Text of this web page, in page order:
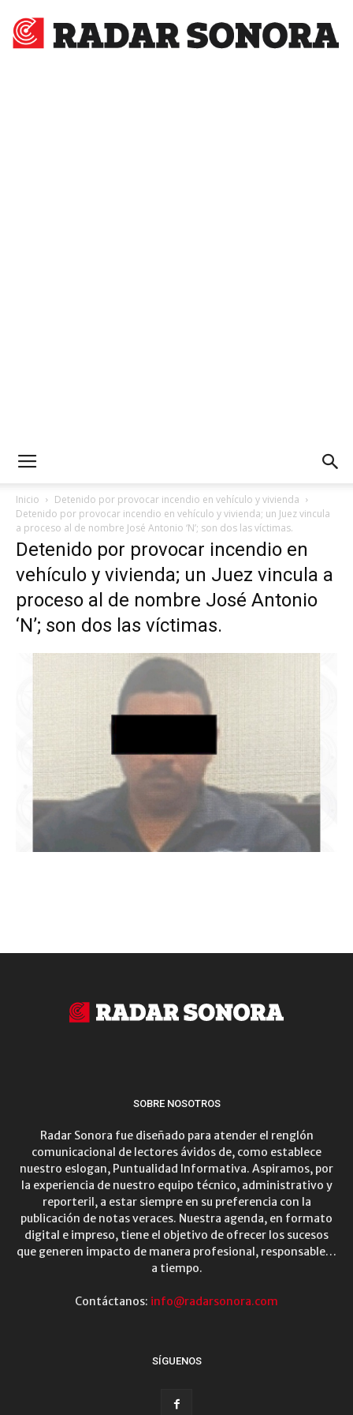
Inicio
Detenido por provocar incendio en vehículo y vivienda
Detenido por provocar incendio en vehículo y vivienda; un Juez vincula
a proceso al de nombre José Antonio ‘N’; son dos las víctimas.
Detenido por provocar incendio en
vehículo y vivienda; un Juez vincula a
proceso al de nombre José Antonio
‘N’; son dos las víctimas.
SOBRE NOSOTROS
Radar Sonora fue diseñado para atender el renglón
comunicacional de lectores ávidos de, como establece
nuestro eslogan, Puntualidad Informativa. Aspiramos, por
la experiencia de nuestro equipo técnico, administrativo y
reporteril, a estar siempre en su preferencia con la
publicación de notas veraces. Nuestra agenda, en formato
digital e impreso, tiene el objetivo de ofrecer los sucesos
que generen impacto de manera profesional, responsable…
a tiempo.
Contáctanos: info@radarsonora.com
SÍGUENOS